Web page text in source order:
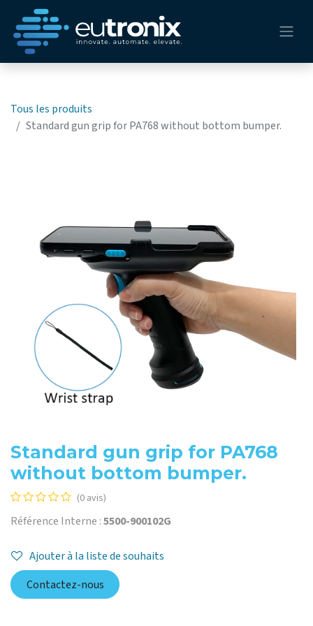
Tous les produits
Standard gun grip for PA768 without bottom bumper.
Standard gun grip for PA768
without bottom bumper.
(0 avis)
Référence Interne :5500-900102G
Ajouter à la liste de souhaits
Contactez-nous